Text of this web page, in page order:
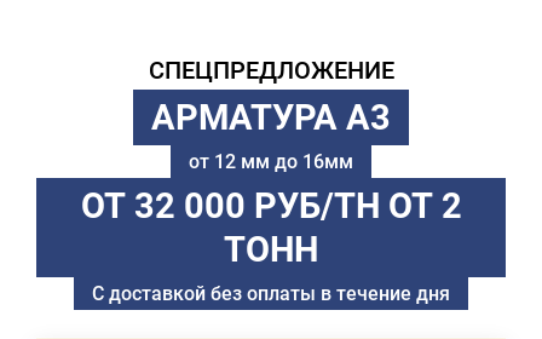
СПЕЦПРЕДЛОЖЕНИЕ
АРМАТУРА А3
от 12 мм до 16мм
ОТ 32 000 РУБ/ТН ОТ 2
ТОНН
С доставкой без оплаты в течение дня